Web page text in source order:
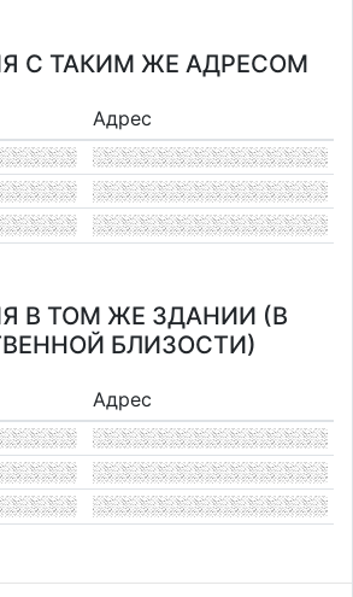
С ТАКИМ ЖЕ АДРЕСОМ
Адрес
В ТОМ ЖЕ ЗДАНИИ (В
БЛИЗОСТИ)
Адрес